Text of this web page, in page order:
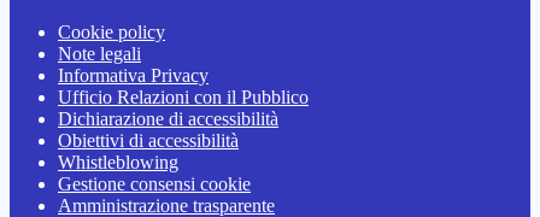
Cookie policy
Note legali
Informativa Privacy
Ufficio Relazioni con il Pubblico
Dichiarazione di accessibilità
Obiettivi di accessibilità
Whistleblowing
Gestione consensi cookie
Amministrazione trasparente